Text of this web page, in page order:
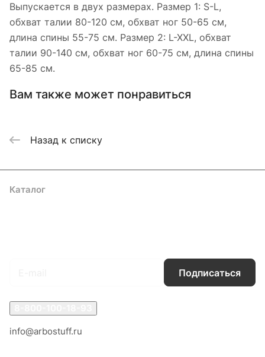
Выпускается в двух размерах. Размер 1: S-L,
обхват талии 80-120 см, обхват ног 50-65 см,
длина спины 55-75 см. Размер 2: L-XXL, обхват
талии 90-140 см, обхват ног 60-75 см, длина спины
65-85 см.
Вам также может понравиться
Назад к списку
Каталог
Подписаться
info@arbostuff.ru